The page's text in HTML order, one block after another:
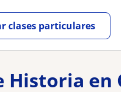
clases particulares
Historia en